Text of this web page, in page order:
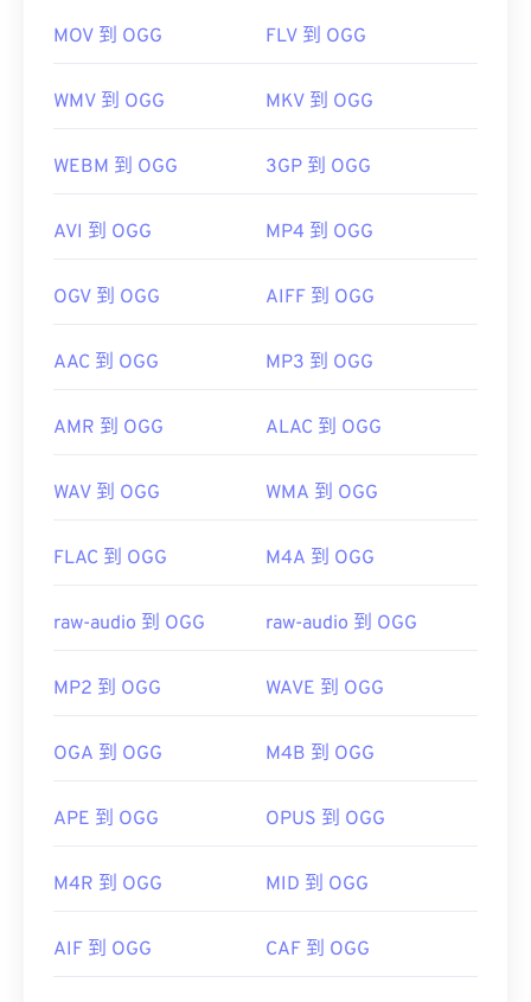
MOV 到 OGG FLV 到 OGG
WMV 到 OGG MKV 到 OGG
WEBM 到 OGG 3GP 到 OGG
AVI 到 OGG MP4 到 OGG
OGV 到 OGG AIFF 到 OGG
AAC 到 OGG MP3 到 OGG
AMR 到 OGG ALAC 到 OGG
WAV 到 OGG WMA 到 OGG
FLAC 到 OGG M4A 到 OGG
raw-audio 到 OGG raw-audio 到 OGG
MP2 到 OGG WAVE 到 OGG
OGA 到 OGG M4B 到 OGG
APE 到 OGG OPUS 到 OGG
M4R 到 OGG MID 到 OGG
AIF 到 OGG CAF 到 OGG